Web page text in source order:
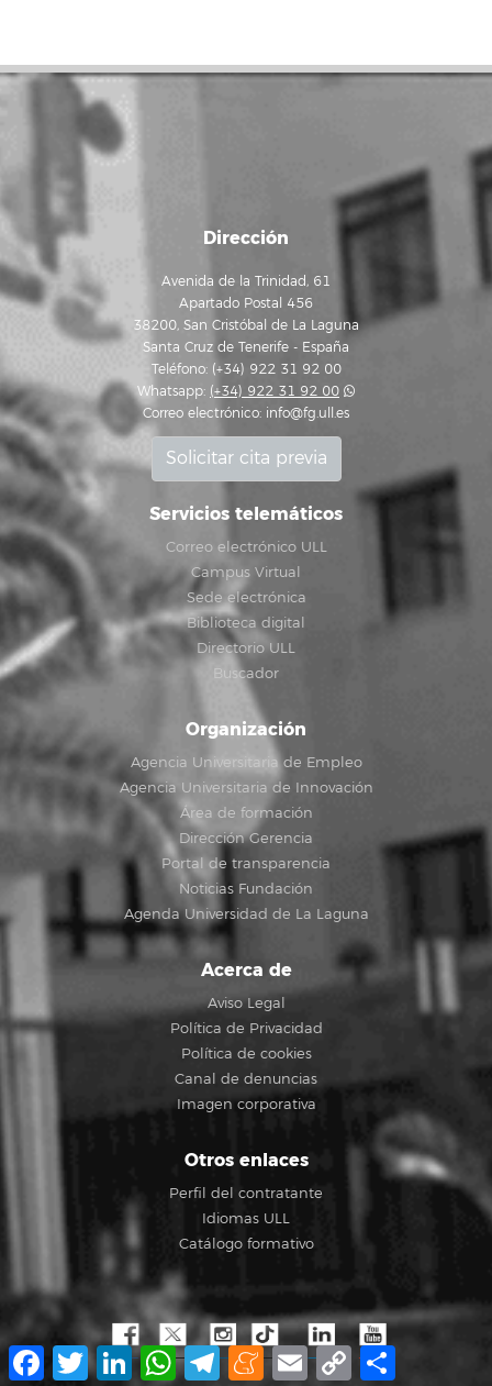
Dirección
Avenida de la Trinidad, 61
Apartado Postal 456
38200, San Cristóbal de La Laguna
Santa Cruz de Tenerife - España
Teléfono: (+34) 922 31 92 00
Whatsapp: (+34) 922 31 92 00
Correo electrónico: info@fg.ull.es
Solicitar cita previa
Servicios telemáticos
Correo electrónico ULL
Campus Virtual
Sede electrónica
Biblioteca digital
Directorio ULL
Buscador
Organización
Agencia Universitaria de Empleo
Agencia Universitaria de Innovación
Área de formación
Dirección Gerencia
Portal de transparencia
Noticias Fundación
Agenda Universidad de La Laguna
Acerca de
Aviso Legal
Política de Privacidad
Política de cookies
Canal de denuncias
Imagen corporativa
Otros enlaces
Perfil del contratante
Idiomas ULL
Catálogo formativo
Facebook
TwitterLinkedInWhatsApp
TelegramMeneame
Email Copy
Link